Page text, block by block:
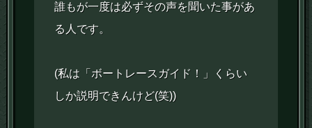
誰もが一度は必ずその声を聞いた事があ
る人です。
(私は「ボートレースガイド！」くらい
しか説明できんけど(笑))